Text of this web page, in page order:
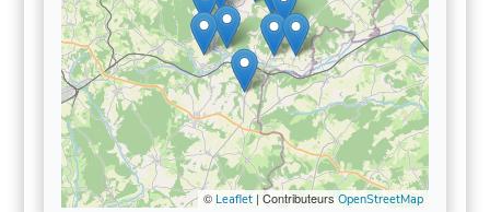
© Leaflet| Contributeurs OpenStreetMap